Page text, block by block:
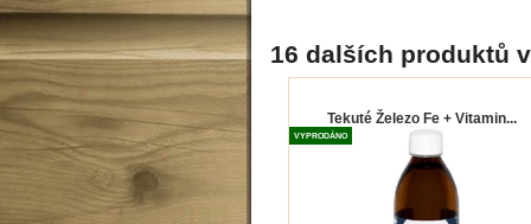
16 dalších produktů
Tekuté Železo Fe + Vitamin...
VYPRODÁNO